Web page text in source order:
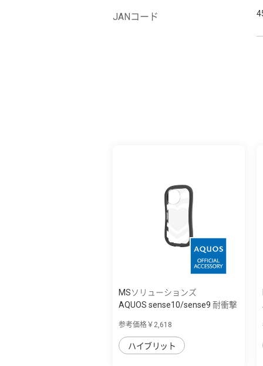
JANコード
MSソリューションズ
AQUOS sense10/sense9 耐衝撃
参考価格￥2,618
ハイブリット